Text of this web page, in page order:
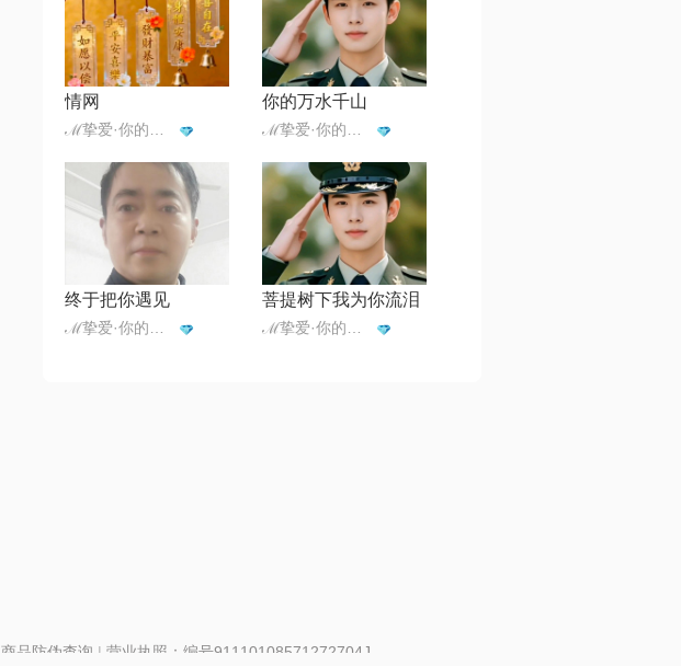
情网 你的万水千山
终于把你遇见 菩提树下我为你流泪
商品防伪查询 | 营业执照：编号91110108571272704J